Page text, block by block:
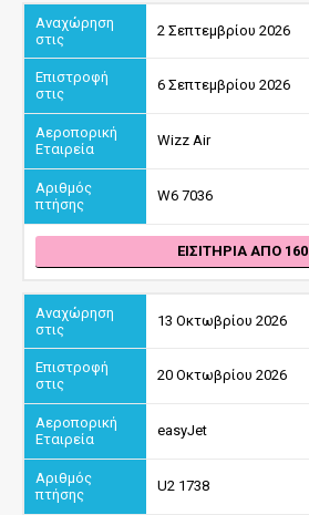
2 Σεπτεμβρίου 2026
6 Σεπτεμβρίου 2026
Wizz Air
W6 7036
ΕΙΣΙΤΉΡΙΑ ΑΠΌ 160
13 Οκτωβρίου 2026
20 Οκτωβρίου 2026
easyJet
U2 1738